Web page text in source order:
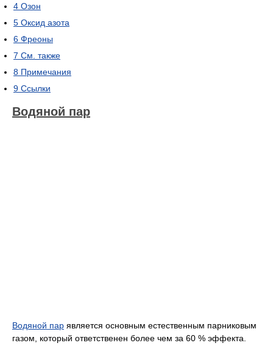
4 Озон
5 Оксид азота
6 Фреоны
7 См. также
8 Примечания
9 Ссылки
Водяной пар
Водяной пар является основным естественным парниковым
газом, который ответственен более чем за 60 % эффекта.